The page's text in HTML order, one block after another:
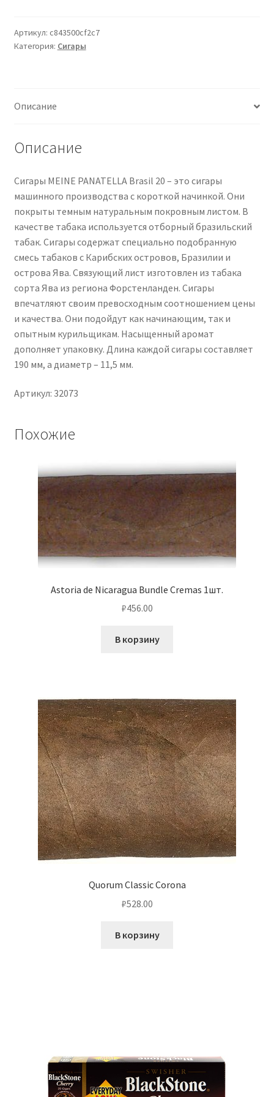
Brasil
20
Артикул: c843500cf2c7
Категория: Сигары
Описание
Описание
Сигары MEINE PANATELLA Brasil 20 – это сигары
машинного производства с короткой начинкой. Они
покрыты темным натуральным покровным листом. В
качестве табака используется отборный бразильский
табак. Сигары содержат специально подобранную
смесь табаков с Карибских островов, Бразилии и
острова Ява. Связующий лист изготовлен из табака
сорта Ява из региона Форстенланден. Сигары
впечатляют своим превосходным соотношением цены
и качества. Они подойдут как начинающим, так и
опытным курильщикам. Насыщенный аромат
дополняет упаковку. Длина каждой сигары составляет
190 мм, а диаметр – 11,5 мм.
Артикул: 32073
Похожие
Astoria de Nicaragua Bundle Cremas 1шт.
₽456.00
В корзину
Quorum Classic Corona
₽528.00
В корзину